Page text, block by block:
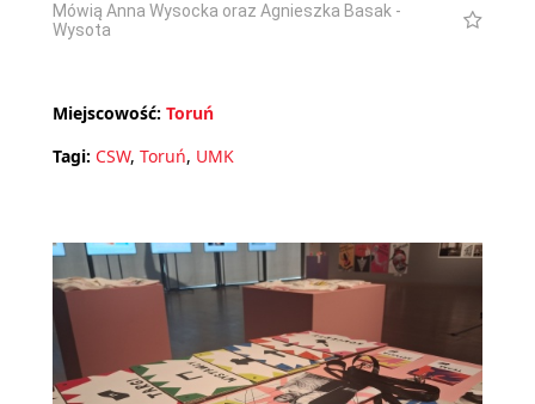
Mówią Anna Wysocka oraz Agnieszka Basak -
Wysota
Miejscowość: Toruń
Tagi: CSW, Toruń, UMK